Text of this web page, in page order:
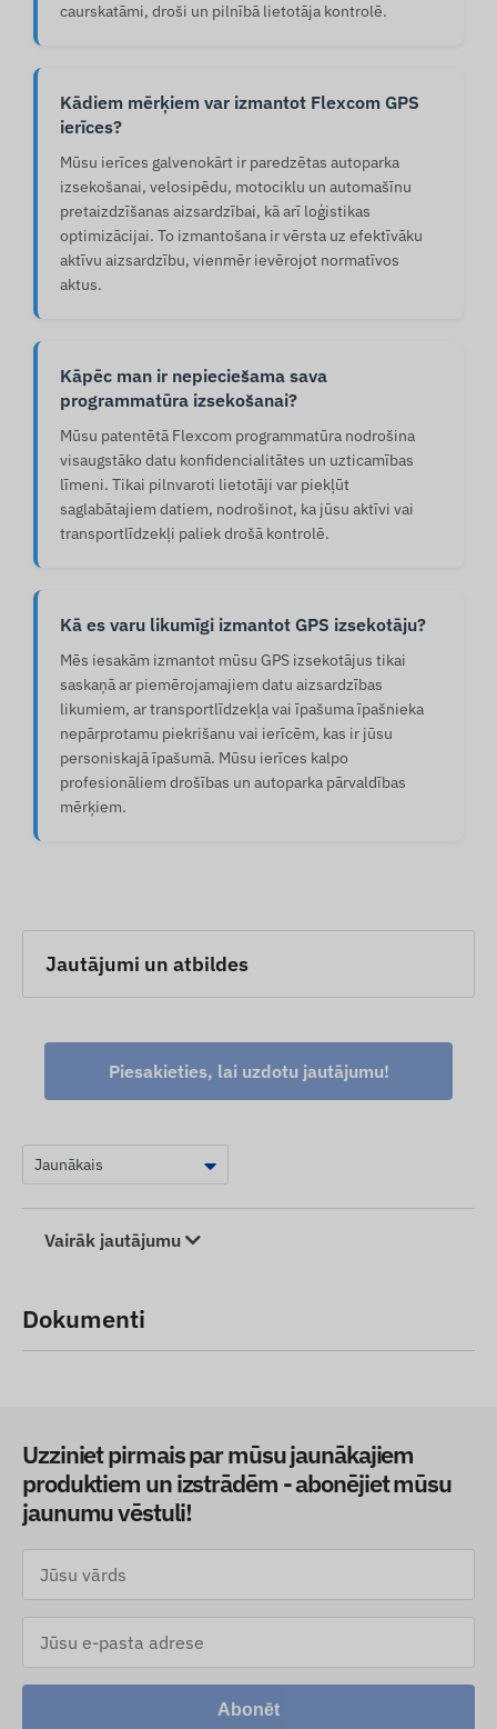
caurskatāmi, droši un pilnībā lietotāja kontrolē.
Kādiem mērķiem var izmantot Flexcom GPS
ierīces?
Mūsu ierīces galvenokārt ir paredzētas autoparka
izsekošanai, velosipēdu, motociklu un automašīnu
pretaizdzīšanas aizsardzībai, kā arī loģistikas
optimizācijai. To izmantošana ir vērsta uz efektīvāku
aktīvu aizsardzību, vienmēr ievērojot normatīvos
aktus.
Kāpēc man ir nepieciešama sava
programmatūra izsekošanai?
Mūsu patentētā Flexcom programmatūra nodrošina
visaugstāko datu konfidencialitātes un uzticamības
līmeni. Tikai pilnvaroti lietotāji var piekļūt
saglabātajiem datiem, nodrošinot, ka jūsu aktīvi vai
transportlīdzekļi paliek drošā kontrolē.
Kā es varu likumīgi izmantot GPS izsekotāju?
Mēs iesakām izmantot mūsu GPS izsekotājus tikai
saskaņā ar piemērojamajiem datu aizsardzības
likumiem, ar transportlīdzekļa vai īpašuma īpašnieka
nepārprotamu piekrišanu vai ierīcēm, kas ir jūsu
personiskajā īpašumā. Mūsu ierīces kalpo
profesionāliem drošības un autoparka pārvaldības
mērķiem.
Jautājumi un atbildes
Piesakieties, lai uzdotu jautājumu!
Vairāk jautājumu
Dokumenti
Uzziniet pirmais par mūsu jaunākajiem
produktiem un izstrādēm - abonējiet mūsu
jaunumu vēstuli!
Abonēt